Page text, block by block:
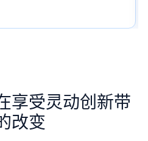
享受灵动创新带
改变